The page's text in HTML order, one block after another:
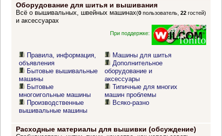
Оборудование для шитья и вышивания
(0 пользователь,22 гостей)
Всё о вышивальных, швейных машинах
и аксессуарах
При поддержке:
Правила, информация,
объявления
Бытовые вышивальные
машины
Бытовые
многоигольные машины
Производственные
вышивальные машины
Машины для шитья
Дополнительное
оборудование и
аксессуары
Типичные для многих
машин проблемы
Всяко-разно
Расходные материалы для вышивки (обсуждение)